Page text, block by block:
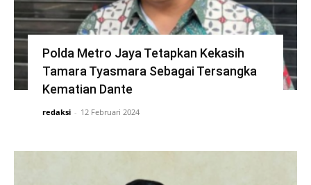
Polda Metro Jaya Tetapkan Kekasih
Tamara Tyasmara Sebagai Tersangka
Kematian Dante
redaksi - 12 Februari 2024